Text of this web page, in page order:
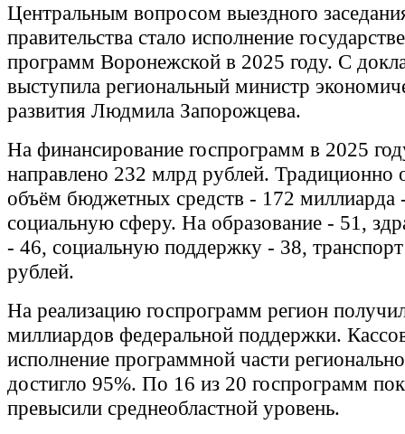
Центральным вопросом выездного
правительства стало исполнение
программ Воронежской в 2025 году. С
выступила региональный министр
развития Людмила Запорожцева.
На финансирование госпрограмм в 2025
направлено 232 млрд рублей. Традиционно
объём бюджетных средств - 172 миллиарда
социальную сферу. На образование - 51,
- 46, социальную поддержку - 38,
рублей.
На реализацию госпрограмм регион
миллиардов федеральной поддержки.
исполнение программной части
достигло 95%. По 16 из 20 госпрограмм
превысили среднеобластной уровень.